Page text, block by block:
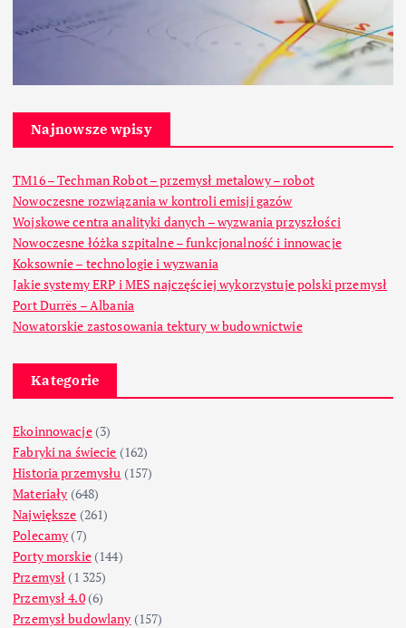
Najnowsze wpisy
TM16 – Techman Robot – przemysł metalowy – robot
Nowoczesne rozwiązania w kontroli emisji gazów
Wojskowe centra analityki danych – wyzwania przyszłości
Nowoczesne łóżka szpitalne – funkcjonalność i innowacje
Koksownie – technologie i wyzwania
Jakie systemy ERP i MES najczęściej wykorzystuje polski przemysł
Port Durrës – Albania
Nowatorskie zastosowania tektury w budownictwie
Kategorie
Ekoinnowacje(3)
Fabryki na świecie (162)
Historia przemysłu (157)
Materiały (648)
Największe (261)
Polecamy (7)
Porty morskie(144)
Przemysł (1 325)
Przemysł 4.0(6)
Przemysł budowlany (157)